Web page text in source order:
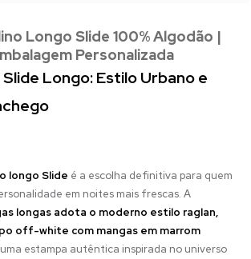
Longo Slide 100% Algodão |
Personalizada
Longo: Estilo Urbano e
longo Slide é a escolha definitiva para quem
em noites mais frescas. A
longas adota o moderno estilo raglan,
off-white com mangas em marrom
uma estampa autêntica inspirada no universo